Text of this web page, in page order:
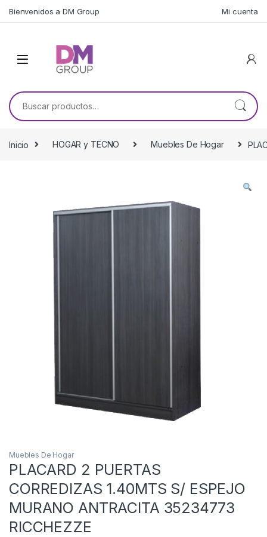
Bienvenidos a DM Group Mi cuenta
Buscar por:
Inicio HOGAR y TECNO Muebles De Hogar
Muebles De Hogar
PLACARD 2 PUERTAS
CORREDIZAS 1.40MTS S/ ESPEJO
MURANO ANTRACITA 35234773
RICCHEZZE